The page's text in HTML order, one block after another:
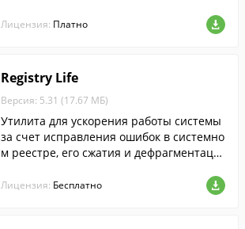
Лицензия: Платно
Registry Life
Версия: 5.31 (17.67 МБ)
Утилита для ускорения работы системы
за счет исправления ошибок в системно
м реестре, его сжатия и дефрагментаци
олняет оптимизацию реестра до загрузк
Лицензия: Бесплатно